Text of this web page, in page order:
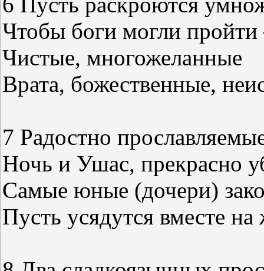
Чтобы боги могли пройти
Чистые, многожеланные
Врата, божественные,
7 Радостно
Ночь и Ушас, прекрасно
Самые юные (дочери)
Пусть усядутся вместе